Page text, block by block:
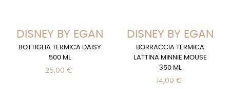
DISNEY BY EGAN
BOTTIGLIA TERMICA DAISY
500 ML
25,00 €
DISNEY BY EGAN
BORRACCIA TERMICA
LATTINA MINNIE MOUSE
350 ML
14,00 €